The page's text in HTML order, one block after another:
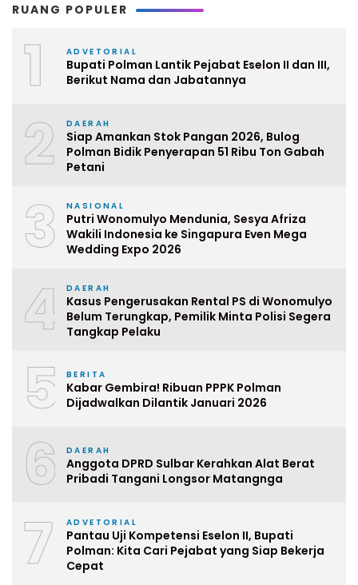
RUANG POPULER
1 ADVETORIAL
Bupati Polman Lantik Pejabat Eselon II dan III,
Berikut Nama dan Jabatannya
2 DAERAH
Siap Amankan Stok Pangan 2026, Bulog
Polman Bidik Penyerapan 51 Ribu Ton Gabah
Petani
3 NASIONAL
Putri Wonomulyo Mendunia, Sesya Afriza
Wakili Indonesia ke Singapura Even Mega
Wedding Expo 2026
4 DAERAH
Kasus Pengerusakan Rental PS di Wonomulyo
Belum Terungkap, Pemilik Minta Polisi Segera
Tangkap Pelaku
5 BERITA
Kabar Gembira! Ribuan PPPK Polman
Dijadwalkan Dilantik Januari 2026
6 DAERAH
Anggota DPRD Sulbar Kerahkan Alat Berat
Pribadi Tangani Longsor Matangnga
7 ADVETORIAL
Pantau Uji Kompetensi Eselon II, Bupati
Polman: Kita Cari Pejabat yang Siap Bekerja
Cepat